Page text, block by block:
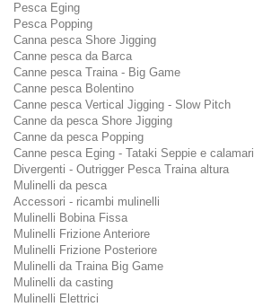
Pesca Eging
Pesca Popping
Canna pesca Shore Jigging
Canne pesca da Barca
Canne pesca Traina - Big Game
Canne pesca Bolentino
Canne pesca Vertical Jigging - Slow Pitch
Canne da pesca Shore Jigging
Canne da pesca Popping
Canne pesca Eging - Tataki Seppie e calamari
Divergenti - Outrigger Pesca Traina altura
Mulinelli da pesca
Accessori - ricambi mulinelli
Mulinelli Bobina Fissa
Mulinelli Frizione Anteriore
Mulinelli Frizione Posteriore
Mulinelli da Traina Big Game
Mulinelli da casting
Mulinelli Elettrici